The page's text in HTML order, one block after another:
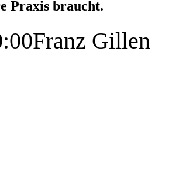
Praxis braucht.
Franz Gillen